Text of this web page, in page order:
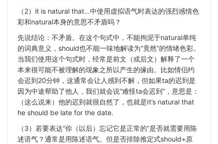
（2）it is natural that...中使用虚拟语气时表达的强烈感情色
彩和natural本身的意思不矛盾吗？
先说结论：不矛盾。在这个句式中，不能拘泥于natural单纯
的词典意义，should也不能一味地解读为“竟然”的情绪色彩。
当我们使用这个句式时，经常是前文（或后文）解释了一个
本来很可能不被理解的现象之所以产生的缘由。比如情侣约
会迟到20分钟，这通常会让人感到不解，但如果ta的迟到是
因为中途帮助了他人，我们就会说“难怪ta会迟到”，意思是：
（这么说来）他的迟到就很自然了，也就是It’s natural that
he should be late for the date.
（3）若要表达“你（以后）忘记它是正常的”是否就需要用陈
述语气？通常是用陈述语气。但是否排除推定式should+原